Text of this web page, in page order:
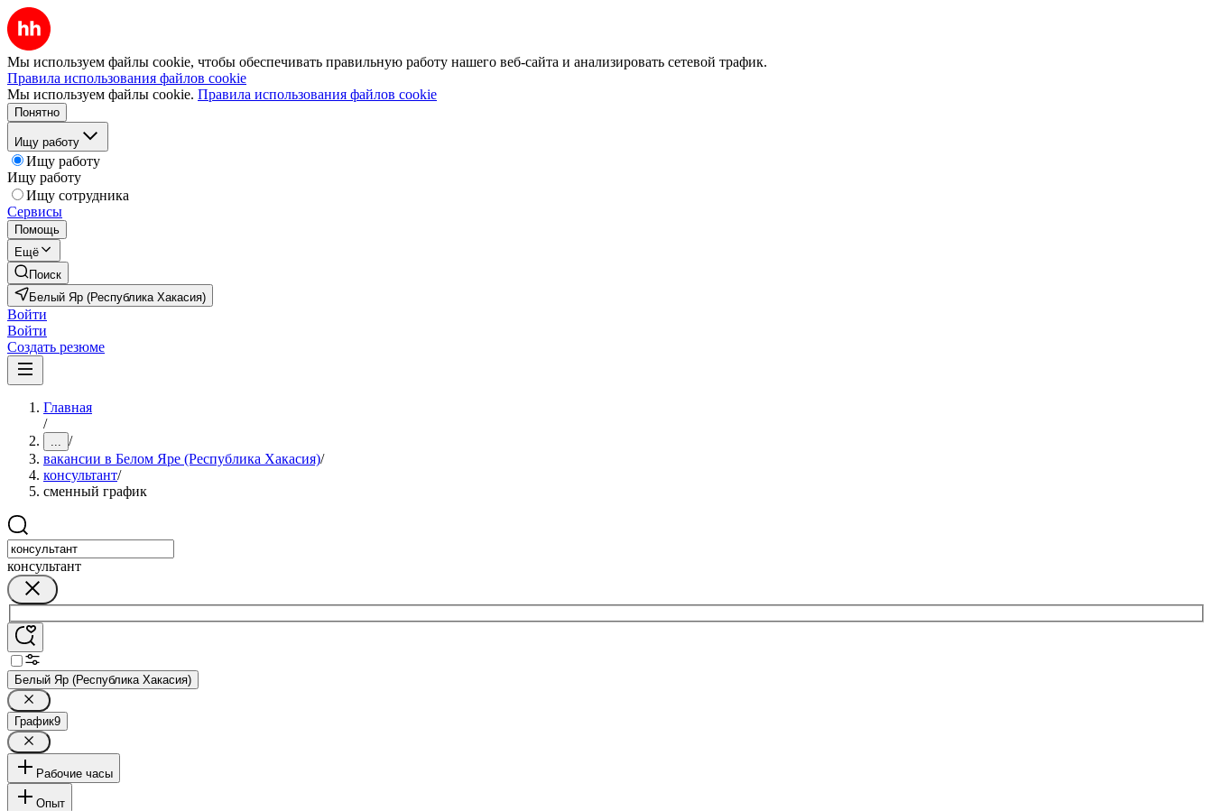
Мы используем файлы cookie, чтобы обеспечивать правильную работу нашего веб-сайта и анализировать сетевой трафик.
Правила использования файлов cookie
Мы используем файлы cookie. Правила использования файлов cookie
Понятно
Ищу работу
Ищу работу
Ищу работу
Ищу сотрудника
Сервисы
Помощь
Ещё
Поиск
Белый Яр (Республика Хакасия)
Войти
Войти
Создать резюме
Главная
/
... /
вакансии в Белом Яре (Республика Хакасия)/
консультант/
сменный график
консультант
Белый Яр (Республика Хакасия)
График9
Рабочие часы
Опыт